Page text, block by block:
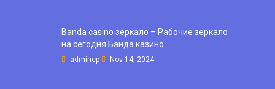
Banda casino зеркало – Рабочие зеркало
на сегодня Банда казино
admincp Nov 14, 2024